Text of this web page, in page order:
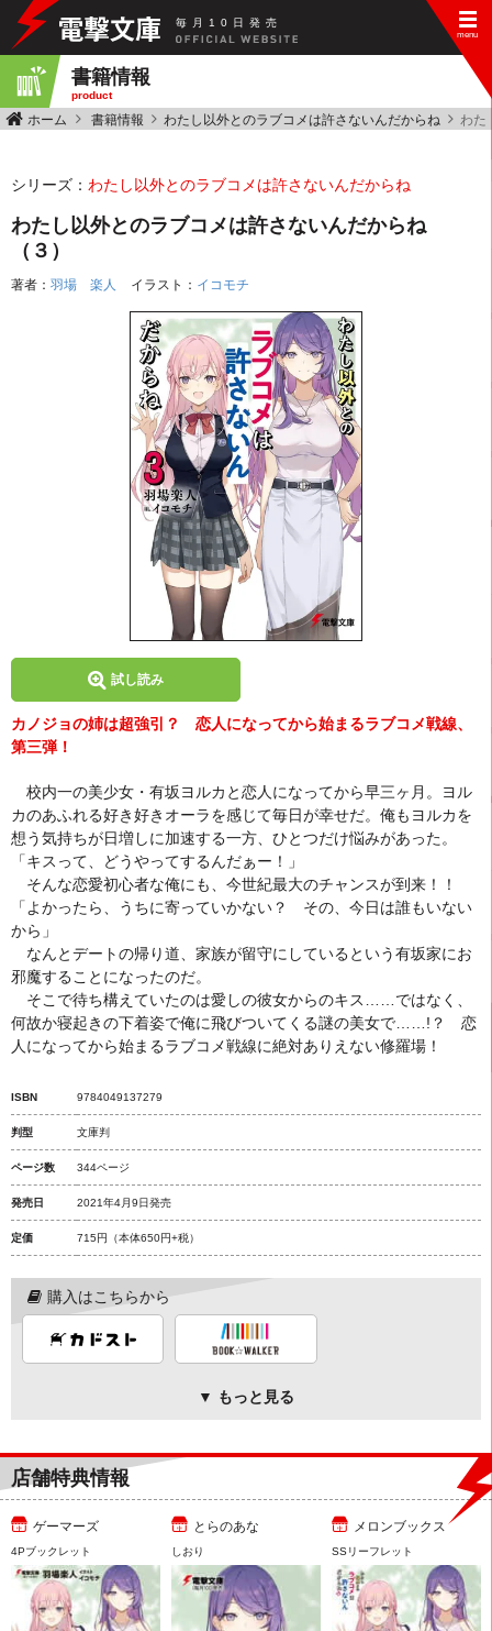
毎 月 10 日 発 売
書籍情報
product
ホーム 書籍情報 わたし以外とのラブコメは許さないんだからね わた
シリーズ： わたし以外とのラブコメは許さないんだからね
わたし以外とのラブコメは許さないんだからね
（３）
著者： 羽場 楽人 イラスト： イコモチ
試し読み
カノジョの姉は超強引？ 恋人になってから始まるラブコメ戦線、
第三弾！
校内一の美少女・有坂ヨルカと恋人になってから早三ヶ月。ヨル
カのあふれる好き好きオーラを感じて毎日が幸せだ。俺もヨルカを
想う気持ちが日増しに加速する一方、ひとつだけ悩みがあった。
「キスって、どうやってするんだぁー！」
そんな恋愛初心者な俺にも、今世紀最大のチャンスが到来！！
「よかったら、うちに寄っていかない？ その、今日は誰もいない
から」
なんとデートの帰り道、家族が留守にしているという有坂家にお
邪魔することになったのだ。
そこで待ち構えていたのは愛しの彼女からのキス……ではなく、
何故か寝起きの下着姿で俺に飛びついてくる謎の美女で……!？ 恋
人になってから始まるラブコメ戦線に絶対ありえない修羅場！
ISBN 9784049137279
判型 文庫判
ページ数 344ページ
発売日 2021年4月9日発売
定価 715円 （本体650円+税）
購入はこちらから
▼ もっと見る
店舗特典情報
ゲーマーズ
4Pブックレット
とらのあな
しおり
メロンブックス
SSリーフレット